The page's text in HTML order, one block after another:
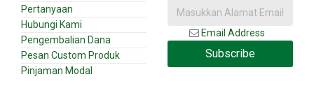
Pertanyaan
Hubungi Kami
Pengembalian Dana
Pesan Custom Produk
Pinjaman Modal
Email Address
Subscribe